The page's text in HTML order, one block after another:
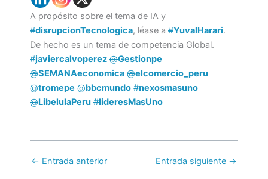
A propósito sobre el tema de IA y
#disrupcionTecnologica, léase a #YuvalHarari.
De hecho es un tema de competencia Global.
#javiercalvoperez @Gestionpe
@SEMANAeconomica @elcomercio_peru
@tromepe @bbcmundo #nexosmasuno
@LibelulaPeru #lideresMasUno
← Entrada anterior Entrada siguiente →